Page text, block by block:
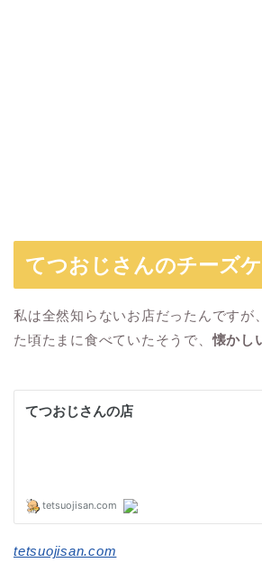
てつおじさんのチーズ
私は全然知らないお店だったんですが
た頃たまに食べていたそうで、懐かし
tetsuojisan.com